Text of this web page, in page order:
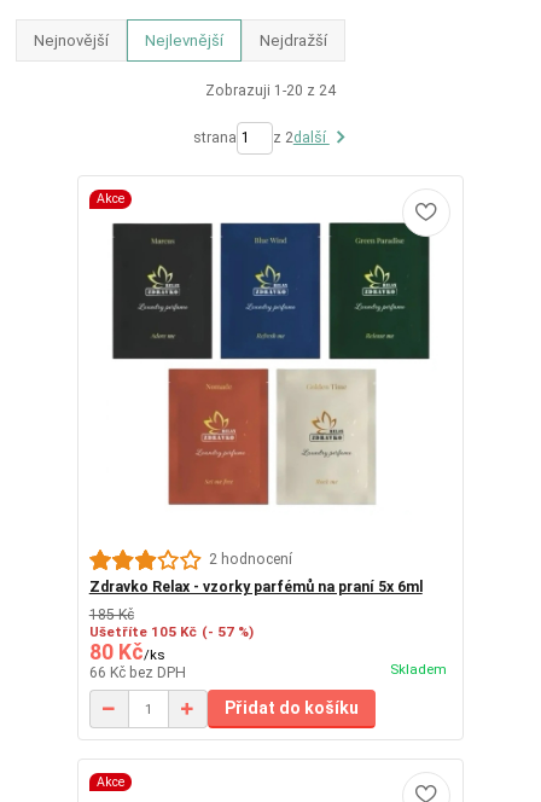
Nejnovější Nejlevnější Nejdražší
Zobrazuji 1-20 z 24
strana z 2další
Akce
2 hodnocení
Zdravko Relax - vzorky parfémů na praní 5x 6ml
185 Kč
Ušetříte 105 Kč (- 57 %)
80 Kč/ks
66 Kč bez DPH Skladem
Přidat do košíku
Akce